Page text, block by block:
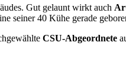
Gut gelaunt wirkt auch
seiner 40 Kühe gerade
CSU-Abgeordnete